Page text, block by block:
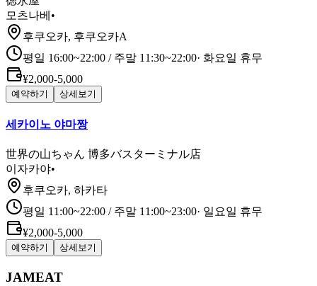
모츠나베 •
후쿠오카, 후쿠오카A
평일 16:00~22:00 / 주말 11:30~22:00· 화요일 휴무
¥2,000-5,000
예약하기 상세보기
세카이노 야마짱
世界の山ちゃん 博多バスターミナル店
이자카야•
후쿠오카, 하카타
평일 11:00~22:00 / 주말 11:00~23:00· 일요일 휴무
¥2,000-5,000
예약하기 상세보기
JAMEAT